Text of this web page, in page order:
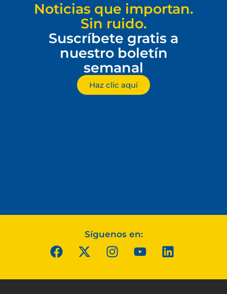
Noticias que importan.
Sin ruido.
Suscríbete gratis a
nuestro boletín
semanal
Haz clic aquí
Síguenos en: